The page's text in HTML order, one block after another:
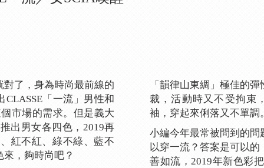
了，身為時尚最前線的
「一流」男性和
市場的需求。但是義大
出男女各四色，2019再
紅不紅、綠不綠、藍不
，夠時尚吧？
「韻律山東綢」極佳的
裁，活動時又不受拘束
袖，穿起來俐落又不單調
小編今年最常被問到的
以穿一流？答案是可以
善如流，2019年新色彩